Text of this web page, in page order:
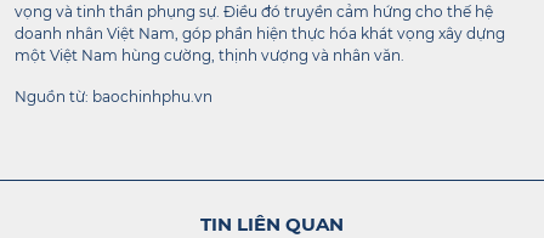
vọng và tinh thần phụng sự. Điều đó truyền cảm hứng cho thế hệ
doanh nhân Việt Nam, góp phần hiện thực hóa khát vọng xây dựng
một Việt Nam hùng cường, thịnh vượng và nhân văn.
Nguồn từ: baochinhphu.vn
TIN LIÊN QUAN